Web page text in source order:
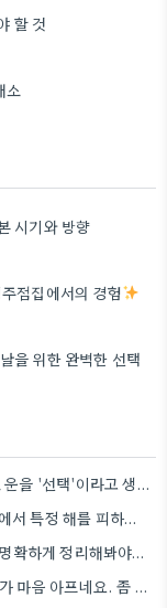
할 것
소
시기와 방향
점집에서의 경험
을 위한 완벽한 선택
끊임없이 변화하는 흐름 말씀에 공감해요. 저도 운을 '선택'이라고 생각하는데, 그 선택들이 모여 흐름이 만들어지는 것…
곡해살에 대한 언급이 흥미로웠네요. 풍수지리에서 특정 해를 피하는 이유가 단순히 미신이라기보다, 기운을 잘 보려는 노력으로…
묵묵히 걷는 길처럼, 제가 가진 가치관을 좀 더 명확하게 정리해봐야겠어요.
이직 운이 좋은데 준비 없이 퇴사했다는 이야기가 마음 아프네요. 좀 더 신중하게 상황을 판단해야 할…